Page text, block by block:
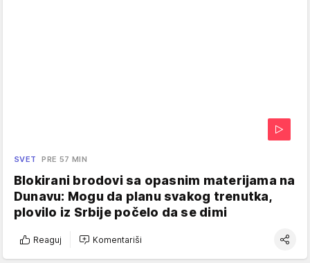
SVET PRE 57 MIN
Blokirani brodovi sa opasnim materijama na
Dunavu: Mogu da planu svakog trenutka,
plovilo iz Srbije počelo da se dimi
Reaguj Komentariši